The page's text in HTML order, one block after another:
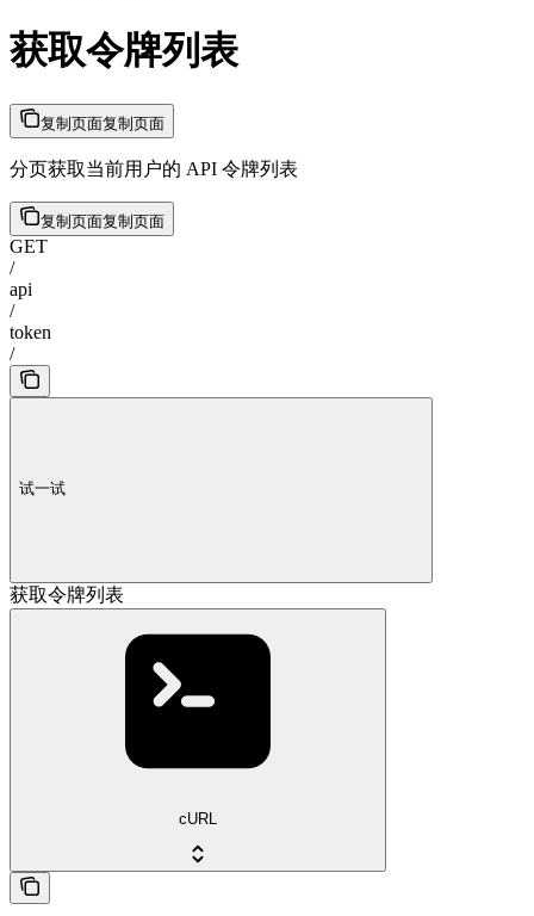
获取令牌列表
复制页面复制页面
分页获取当前用户的 API 令牌列表
复制页面复制页面
GET
/
api
/
token
/
试一试
获取令牌列表
cURL